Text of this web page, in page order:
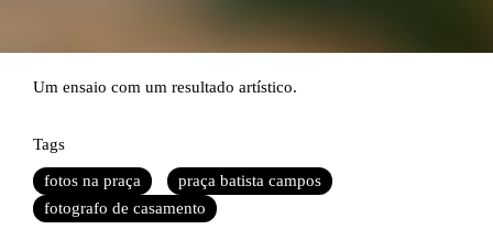
Um ensaio com um resultado artístico.
Tags
fotos na praça
praça batista campos
fotografo de casamento